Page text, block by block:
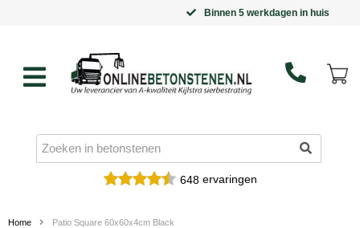
Binnen 5 werkdagen in huis
648ervaringen
Home Patio Square 60x60x4cm Black